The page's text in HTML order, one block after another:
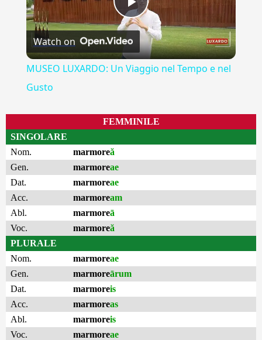
Play
Video
Watch on
MUSEO LUXARDO: Un Viaggio nel Tempo e nel
Gusto
FEMMINILE
SINGOLARE
Nom.
marmoreă
Gen.
marmoreae
Dat.
marmoreae
Acc.
marmoream
Abl.
marmoreā
Voc.
marmoreă
PLURALE
Nom.
marmoreae
Gen.
marmoreārum
Dat.
marmoreis
Acc.
marmoreas
Abl.
marmoreis
Voc.
marmoreae